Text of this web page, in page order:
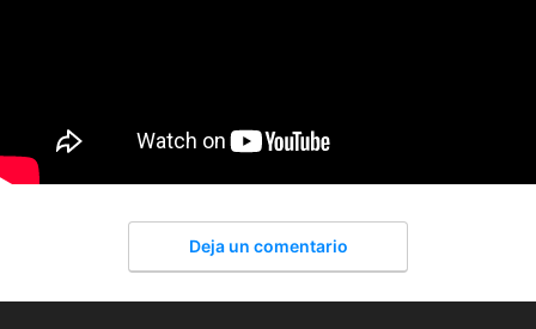
Deja un comentario